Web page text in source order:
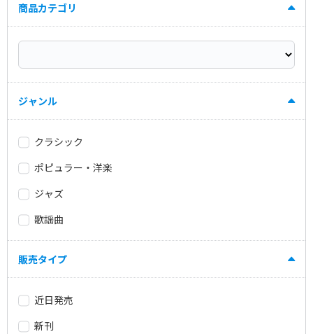
商品カテゴリ
ジャンル
クラシック
ポピュラー・洋楽
ジャズ
歌謡曲
販売タイプ
近日発売
新刊